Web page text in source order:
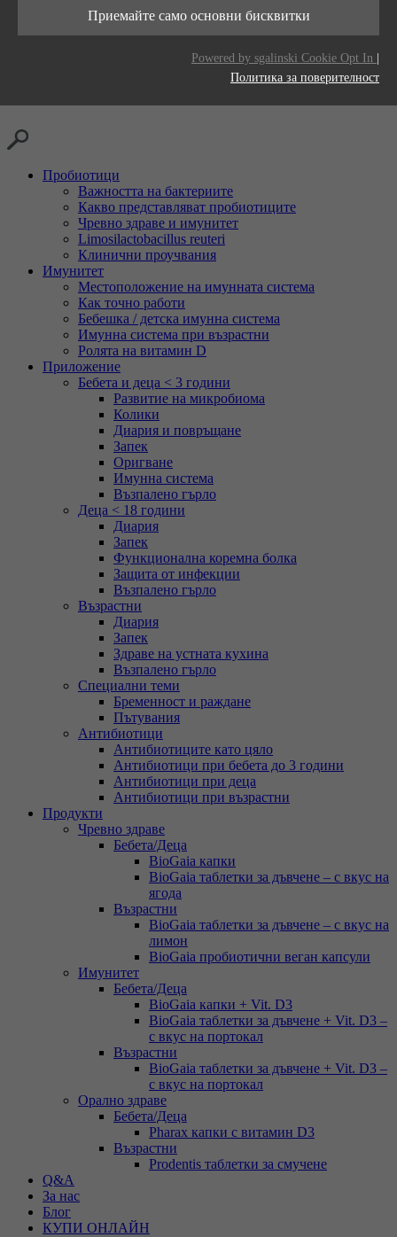
Пробиотици
Важността на бактериите
Какво представляват пробиотиците
Чревно здраве и имунитет
Limosilactobacillus reuteri
Клинични проучвания
Имунитет
Местоположение на имунната система
Как точно работи
Бебешка / детска имунна система
Имунна система при възрастни
Ролята на витамин D
Приложение
Бебета и деца < 3 години
Развитие на микробиома
Колики
Диария и повръщане
Запек
Оригване
Имунна система
Възпалено гърло
Деца < 18 години
Диария
Запек
Функционална коремна болка
Защита от инфекции
Възпалено гърло
Възрастни
Диария
Запек
Здраве на устната кухина
Възпалено гърло
Специални теми
Бременност и раждане
Пътувания
Антибиотици
Антибиотиците като цяло
Антибиотици при бебета до 3 години
Антибиотици при деца
Антибиотици при възрастни
Продукти
Чревно здраве
Бебета/Деца
BioGaia капки
BioGaia таблетки за дъвчене – с вкус на
ягода
Възрастни
BioGaia таблетки за дъвчене – с вкус на
лимон
BioGaia пробиотични веган капсули
Имунитет
Бебета/Деца
BioGaia капки + Vit. D3
BioGaia таблетки за дъвчене + Vit. D3 –
с вкус на портокал
Възрастни
BioGaia таблетки за дъвчене + Vit. D3 –
с вкус на портокал
Орално здраве
Бебета/Деца
Pharax капки с витамин D3
Възрастни
Prodentis таблетки за смучене
Q&A
За нас
Блог
КУПИ ОНЛАЙН
Приемайте само основни бисквитки
Powered by sgalinski Cookie Opt In
Политика за поверителност